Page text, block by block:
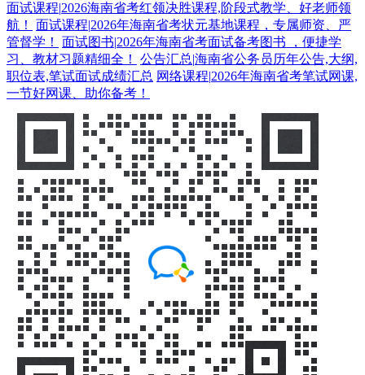
面试课程|2026海南省考红领决胜课程,阶段式教学、好老师领
航！
面试课程|2026年海南省考状元基地课程，专属师资、严
管督学！
面试图书|2026年海南省考面试备考图书 ，便捷学
习、教材习题精细全！
公告汇总|海南省公务员历年公告,大纲,
职位表,笔试面试成绩汇总 网络课程|2026年海南省考笔试网课,
一节好网课、助你备考！